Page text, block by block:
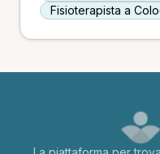
Fisioterapista a